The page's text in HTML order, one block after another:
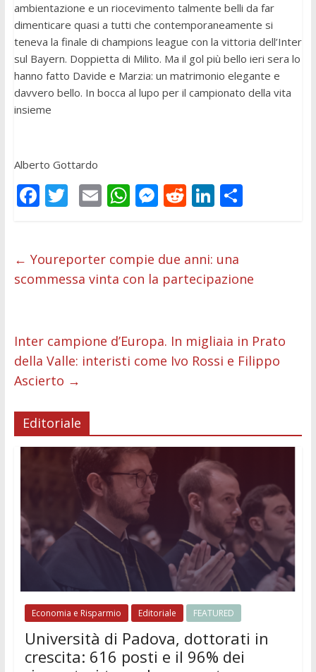
ambientazione e un riocevimento talmente belli da far
dimenticare quasi a tutti che contemporaneamente si
teneva la finale di champions league con la vittoria dell’Inter
sul Bayern. Doppietta di Milito. Ma il gol più bello ieri sera lo
hanno fatto Davide e Marzia: un matrimonio elegante e
davvero bello. In bocca al lupo per il campionato della vita
insieme
Alberto Gottardo
F
b
o
k
T
er
E
l
W
s
A
p
M
e
n
er
R
di
t
Li
e
dI
C
vi
← Youreporter compie due anni: una
scommessa vinta con la partecipazione
Inter campione d’Europa. In migliaia in Prato
della Valle: interisti come Ivo Rossi e Filippo
Ascierto →
Editoriale
Economia e Risparmio Editoriale FEATURED
Università di Padova, dottorati in
crescita: 616 posti e il 96% dei